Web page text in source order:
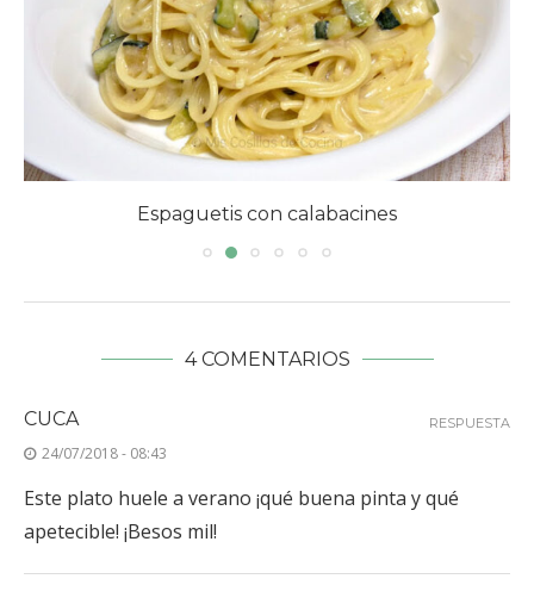
Espaguetis con calabacines
4 COMENTARIOS
CUCA
24/07/2018 - 08:43
Este plato huele a verano ¡qué buena pinta y qué
apetecible! ¡Besos mil!
RESPUESTA